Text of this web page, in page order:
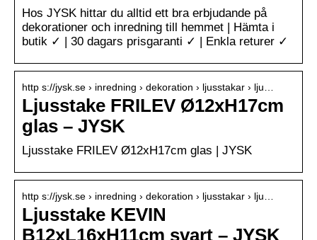
Hos JYSK hittar du alltid ett bra erbjudande på
dekorationer och inredning till hemmet | Hämta i
butik ✓ | 30 dagars prisgaranti ✓ | Enkla returer ✓
http s://jysk.se › inredning › dekoration › ljusstakar › lju…
Ljusstake FRILEV Ø12xH17cm
glas – JYSK
Ljusstake FRILEV Ø12xH17cm glas | JYSK
http s://jysk.se › inredning › dekoration › ljusstakar › lju…
Ljusstake KEVIN
B12xL16xH11cm svart – JYSK